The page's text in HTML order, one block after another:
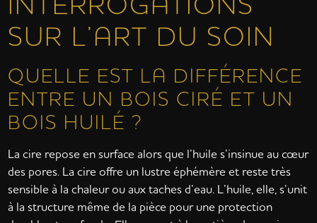
SUR L’ART DU SOIN
QUELLE EST LA DIFFÉRENCE
ENTRE UN BOIS CIRÉ ET UN
BOIS HUILÉ ?
La cire repose en surface alors que l’huile s’insinue au cœur
des pores. La cire offre un lustre éphémère et reste très
sensible à la chaleur ou aux taches d’eau. L’huile, elle, s’unit
à la structure même de la pièce pour une protection